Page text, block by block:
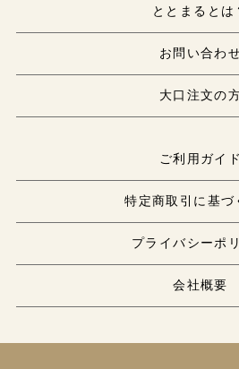
ととまるとは
お問い合わ
大口注文の
ご利用ガイド
特定商取引に基づ
プライバシーポ
会社概要